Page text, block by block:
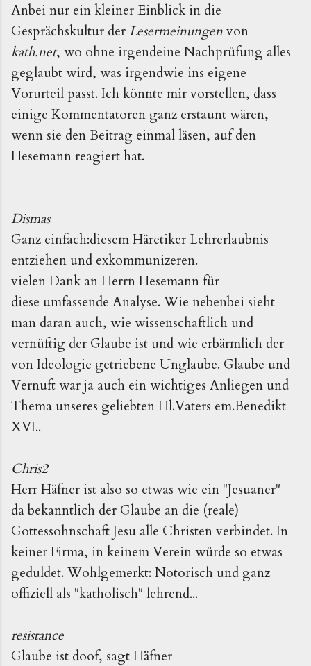
Anbei nur ein kleiner Einblick in die
Gesprächskultur derLesermeinungenvon
kath.net, wo ohne irgendeine Nachprüfung alles
geglaubt wird, was irgendwie ins eigene
Vorurteil passt. Ich könnte mir vorstellen, dass
einige Kommentatoren ganz erstaunt wären,
wenn sie den Beitrag einmal läsen, auf den
Hesemann reagiert hat.
Dismas
Ganz einfach:diesem Häretiker Lehrerlaubnis
entziehen und exkommunizeren.
vielen Dank an Herrn Hesemann für
diese umfassende Analyse. Wie nebenbei sieht
man daran auch, wie wissenschaftlich und
vernüftig der Glaube ist und wie erbärmlich der
von Ideologie getriebene Unglaube. Glaube und
Vernuft war ja auch ein wichtiges Anliegen und
Thema unseres geliebten Hl.Vaters em.Benedikt
XVI..
Chris2
Herr Häfner ist also so etwas wie ein "Jesuaner"
da bekanntlich der Glaube an die (reale)
Gottessohnschaft Jesu alle Christen verbindet. In
keiner Firma, in keinem Verein würde so etwas
geduldet. Wohlgemerkt: Notorisch und ganz
offiziell als "katholisch" lehrend...
resistance
Glaube ist doof, sagt Häfner